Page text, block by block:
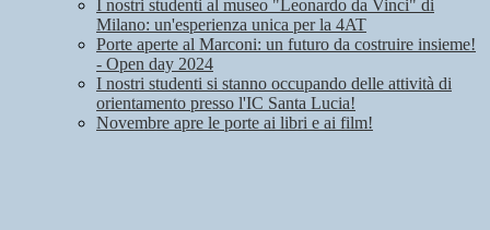
I nostri studenti al museo "Leonardo da Vinci" di
Milano: un'esperienza unica per la 4AT
Porte aperte al Marconi: un futuro da costruire insieme!
- Open day 2024
I nostri studenti si stanno occupando delle attività di
orientamento presso l'IC Santa Lucia!
Novembre apre le porte ai libri e ai film!